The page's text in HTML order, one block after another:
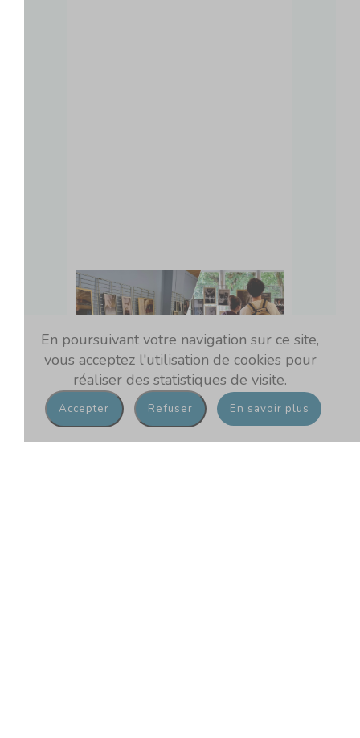
En poursuivant votre navigation sur ce site,
vous acceptez l'utilisation de cookies pour
réaliser des statistiques de visite.
En savoir plus